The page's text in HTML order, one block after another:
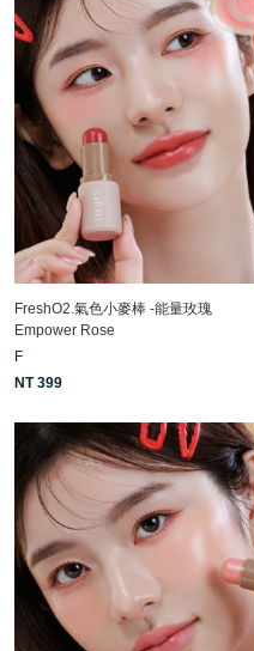
FreshO2.氣色小麥棒 -能量玫瑰
Empower Rose
F
NT 399